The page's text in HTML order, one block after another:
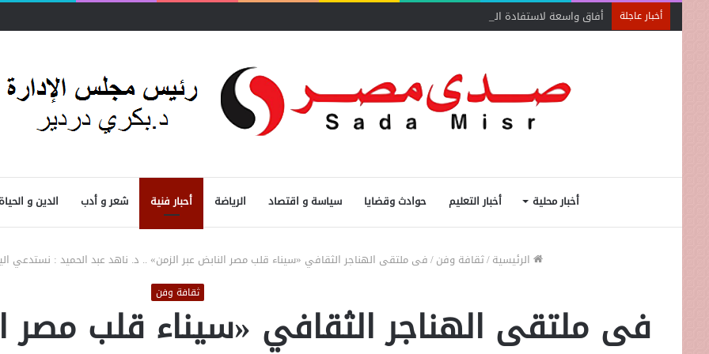
أخبار عاجلة أفاق واسعة لاستفادة المغتربين من الأنشطة المالية غير المصرفية
أخبار محلية أخبار التعليم حوادث وقضايا سياسة و اقتصاد الرياضة أحبار فنية شعر و أدب الدين و الحياة
الرئيسية/ثقافة وفن/فى ملتقى الهناجر الثقافي «سيناء قلب مصر النابض عبر الزمن» .. د. ناهد عبد الحميد : نستدعي
ثقافة وفن
فى ملتقى الهناجر الثقافي «سيناء قلب مصر